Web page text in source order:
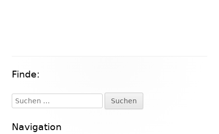
Haupt-
Seitenleiste
Finde:
Suchen
nach:
Navigation